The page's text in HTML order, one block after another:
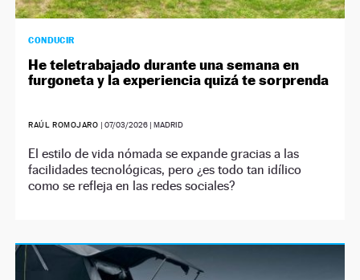
CONDUCIR
He teletrabajado durante una semana en
furgoneta y la experiencia quizá te sorprenda
RAÚL ROMOJARO |07/03/2026 | MADRID
El estilo de vida nómada se expande gracias a las
facilidades tecnológicas, pero ¿es todo tan idílico
como se refleja en las redes sociales?